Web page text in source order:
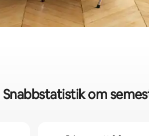
Snabbstatistik om